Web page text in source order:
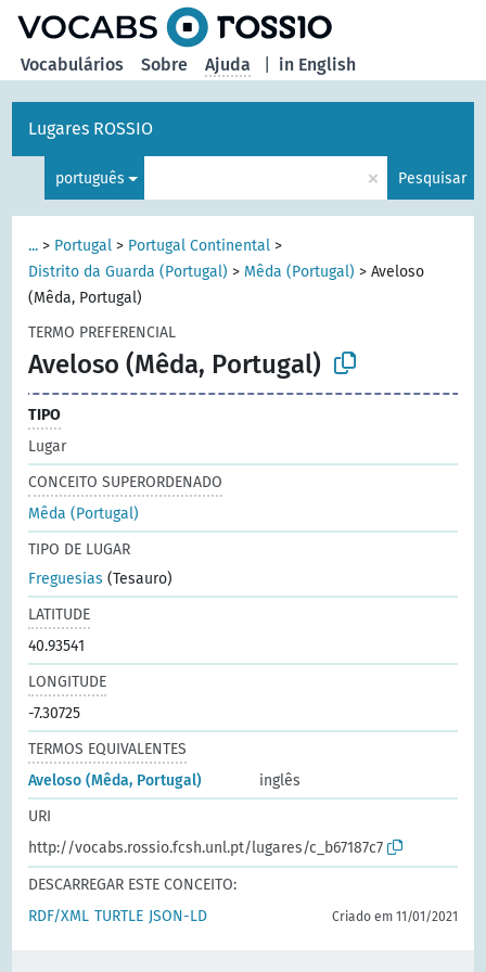
in English
Vocabulários Sobre Ajuda
Lugares ROSSIO
português × Pesquisar
... > Portugal > Portugal Continental >
Distrito da Guarda (Portugal) > Mêda (Portugal) >Aveloso
(Mêda, Portugal)
TERMO PREFERENCIAL
Aveloso (Mêda, Portugal)
TIPO
Lugar
CONCEITO SUPERORDENADO
Mêda (Portugal)
TIPO DE LUGAR
Freguesias (Tesauro)
LATITUDE
40.93541
LONGITUDE
-7.30725
TERMOS EQUIVALENTES
Aveloso (Mêda, Portugal)
inglês
URI
http://vocabs.rossio.fcsh.unl.pt/lugares/c_b67187c7
DESCARREGAR ESTE CONCEITO:
RDF/XML TURTLE JSON-LD Criado em 11/01/2021